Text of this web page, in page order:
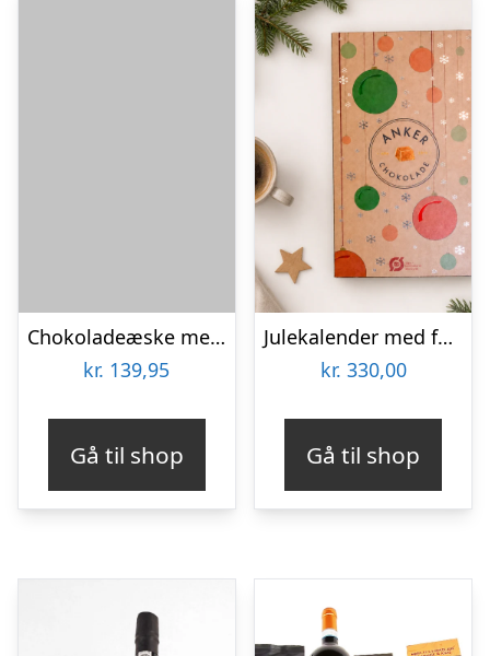
Chokoladeæske med 14 stk. fyldte chokolader fra Cocoture i grøn æske – 126g
kr. 139,95
Gå til shop
Julekalender med fyldte chokolader fra Anker Chokolade
kr. 330,00
Gå til shop